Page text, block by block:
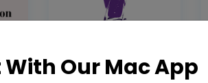
Our Mac App